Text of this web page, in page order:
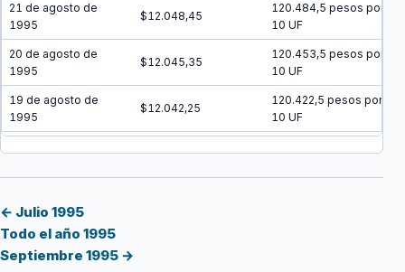
21 de agosto de
1995
$12.048,45
120.484,5 pesos por
10 UF
20 de agosto de
1995
$12.045,35
120.453,5 pesos por
10 UF
19 de agosto de
1995
$12.042,25
120.422,5 pesos por
10 UF
$12.039,16
1995
16 de agosto de
1995
← Julio 1995
Todo el año 1995
Septiembre 1995 →